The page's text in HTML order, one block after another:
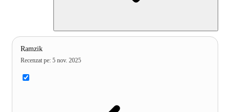
Ramzik
Recenzat pe: 5 nov. 2025